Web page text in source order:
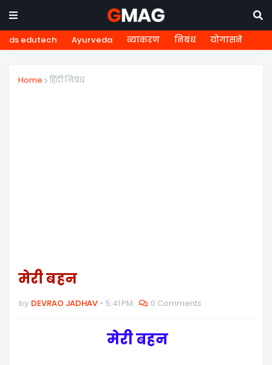
ds edutech Ayurveda व्याकरण निबंध योगासने
Home हिंदी निबंध
मेरी बहन
by DEVRAO JADHAV 5:41 PM 0 Comments
मेरी बहन